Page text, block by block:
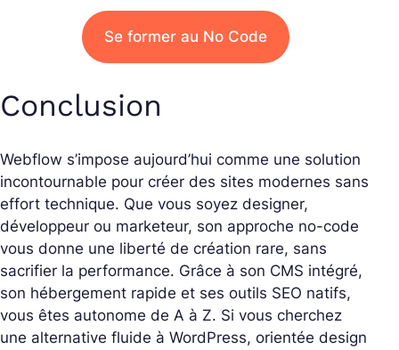
Se former au No Code
Conclusion
Webflow s’impose aujourd’hui comme une solution
incontournable pour créer des sites modernes sans
effort technique. Que vous soyez designer,
développeur ou marketeur, son approche no-code
vous donne une liberté de création rare, sans
sacrifier la performance. Grâce à son CMS intégré,
son hébergement rapide et ses outils SEO natifs,
vous êtes autonome de A à Z. Si vous cherchez
une alternative fluide à WordPress, orientée design